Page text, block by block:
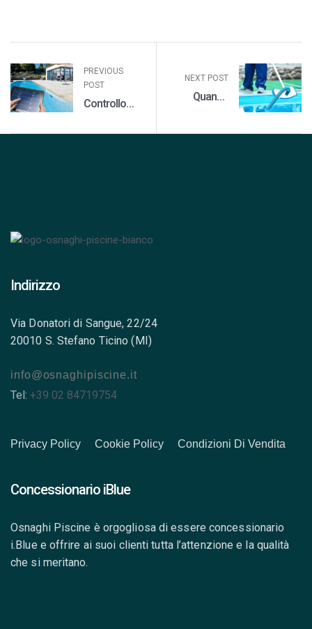
PREVIOUS
POST
Controllo
piscina: i
NEXT POST
Quando
chiusura
Indirizzo
Via Donatori di Sangue, 22/24
20010 S. Stefano Ticino (MI)
info@osnaghipiscine.it
Tel: +39 02 84719754
Privacy Policy Cookie Policy Condizioni Di Vendita
Concessionario iBlue
Osnaghi Piscine è orgogliosa di essere concessionario
i.Blue e offrire ai suoi clienti tutta l’attenzione e la qualità
che si meritano.